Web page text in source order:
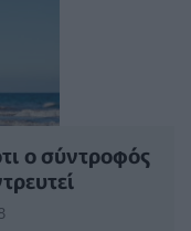
ο σύντροφός